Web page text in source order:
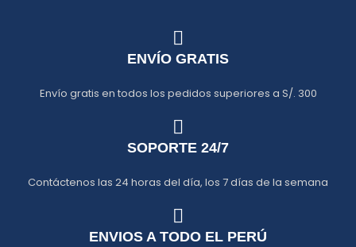
ENVÍO GRATIS
Envío gratis en todos los pedidos superiores a S/. 300
SOPORTE 24/7
Contáctenos las 24 horas del día, los 7 días de la semana
ENVIOS A TODO EL PERÚ